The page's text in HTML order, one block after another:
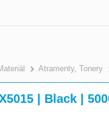
Atramenty, Tonery
| Black |